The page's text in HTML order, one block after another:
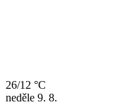
26/12 °C
neděle 9. 8.